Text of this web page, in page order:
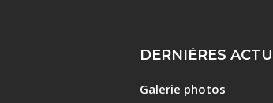
DERNIÈRES
Galerie photos